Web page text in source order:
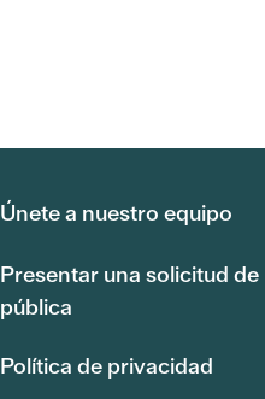
Únete a nuestro equipo
Presentar una solicitud
pública
Política de privacidad